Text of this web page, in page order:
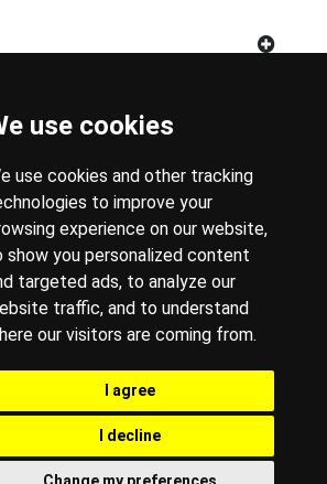
use cookies
use cookies and other tracking
to improve your
experience on our website,
show you personalized content
targeted ads, to analyze our
traffic, and to understand
our visitors are coming from.
I agree
I decline
Politika Privatnosti
Sva prava zadržana_